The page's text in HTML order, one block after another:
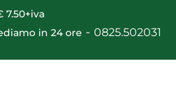
in 24 ore - 0825.502031